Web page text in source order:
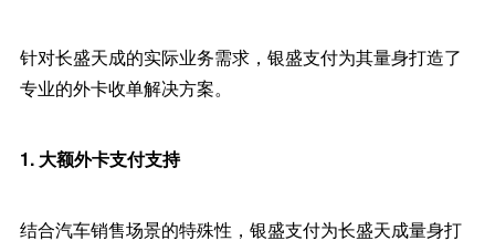
针对长盛天成的实际业务需求，银盛支付为其量身打造了
专业的外卡收单解决方案。
1. 大额外卡支付支持
结合汽车销售场景的特殊性，银盛支付为长盛天成量身打